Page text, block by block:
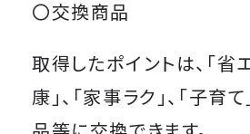
〇交換商品
取得したポイントは、｢省
康｣、｢家事ラク｣、｢子育